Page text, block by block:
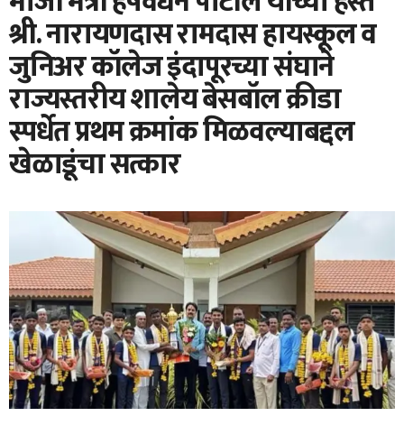
श्री. नारायणदास रामदास हायस्कूल व
जुनिअर कॉलेज इंदापूरच्या संघाने
राज्यस्तरीय शालेय बेसबॉल क्रीडा
स्पर्धेत प्रथम क्रमांक मिळवल्याबद्दल
खेळाडूंचा सत्कार